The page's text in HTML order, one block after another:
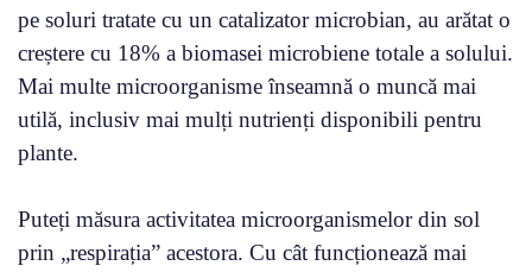
pe soluri tratate cu un catalizator microbian, au arătat o
creștere cu 18% a biomasei microbiene totale a solului.
Mai multe microorganisme înseamnă o muncă mai
utilă, inclusiv mai mulți nutrienți disponibili pentru
plante.
Puteți măsura activitatea microorganismelor din sol
prin „respirația” acestora. Cu cât funcționează mai